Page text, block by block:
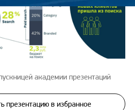
академии презентаций
презентацию в избранное